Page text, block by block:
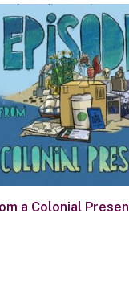
a Colonial